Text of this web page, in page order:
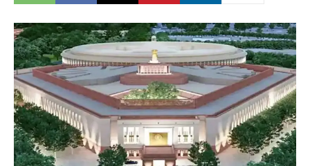
Breaking
News
LIVE